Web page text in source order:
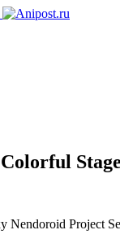
Nendoroid Project